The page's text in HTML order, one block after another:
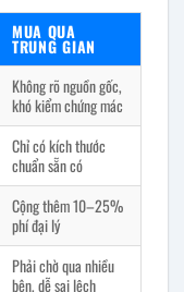
MUA QUA
TRUNG GIAN
Không rõ nguồn gốc,
khó kiểm chứng mác
Chỉ có kích thước
chuẩn sẵn có
Cộng thêm 10–25%
phí đại lý
Phải chờ qua nhiều
bên, dễ sai lệch